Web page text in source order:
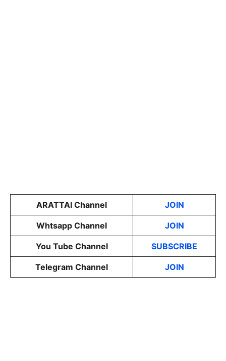
ARATTAI Channel JOIN
Whtsapp Channel JOIN
You Tube Channel SUBSCRIBE
Telegram Channel JOIN